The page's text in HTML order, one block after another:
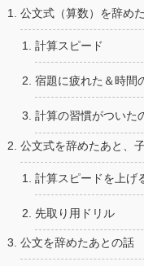
公文式（算数）を辞め
計算スピード
宿題に疲れた＆時間
計算の習慣がついた
公文式を辞めたあと、
計算スピードを上げ
先取り用ドリル
公文を辞めたあとの話